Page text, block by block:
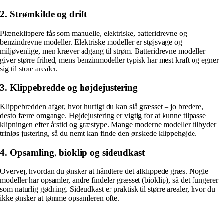
2. Strømkilde og drift
Plæneklippere fås som manuelle, elektriske, batteridrevne og
benzindrevne modeller. Elektriske modeller er støjsvage og
miljøvenlige, men kræver adgang til strøm. Batteridrevne modeller
giver større frihed, mens benzinmodeller typisk har mest kraft og egner
sig til store arealer.
3. Klippebredde og højdejustering
Klippebredden afgør, hvor hurtigt du kan slå græsset – jo bredere,
desto færre omgange. Højdejustering er vigtig for at kunne tilpasse
klipningen efter årstid og græstype. Mange moderne modeller tilbyder
trinløs justering, så du nemt kan finde den ønskede klippehøjde.
4. Opsamling, bioklip og sideudkast
Overvej, hvordan du ønsker at håndtere det afklippede græs. Nogle
modeller har opsamler, andre findeler græsset (bioklip), så det fungerer
som naturlig gødning. Sideudkast er praktisk til større arealer, hvor du
ikke ønsker at tømme opsamleren ofte.